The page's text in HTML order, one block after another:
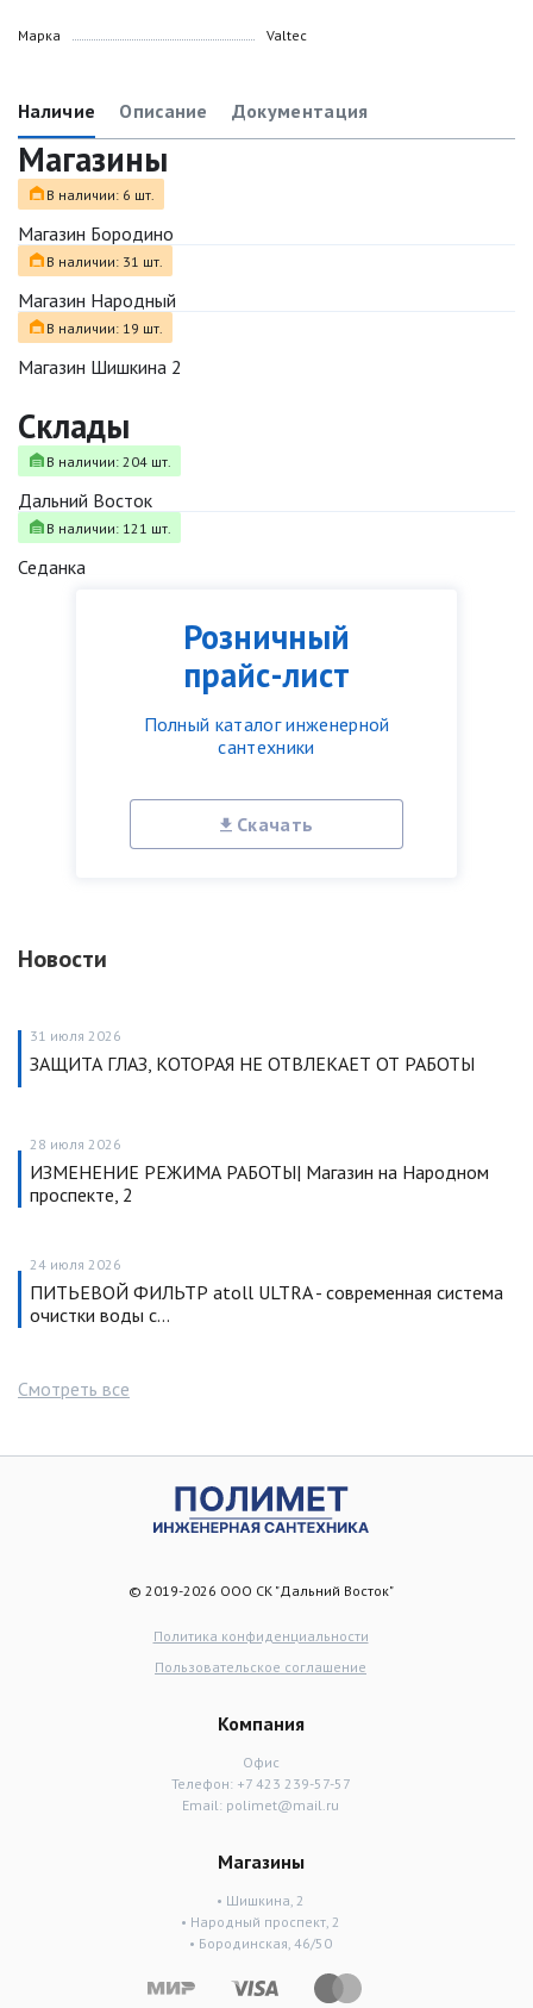
Розничный
прайс-лист
Полный каталог инженерной
сантехники
Скачать
Новости
31 июля 2026
ЗАЩИТА ГЛАЗ, КОТОРАЯ НЕ ОТВЛЕКАЕТ ОТ РАБОТЫ
28 июля 2026
ИЗМЕНЕНИЕ РЕЖИМА РАБОТЫ| Магазин на Народном
проспекте, 2
24 июля 2026
ПИТЬЕВОЙ ФИЛЬТР atoll ULTRA - современная система
очистки воды с…
Смотреть все
Марка Valtec
Наличие Описание Документация
Магазины
В наличии: 6 шт.
Магазин Бородино
В наличии: 31 шт.
Магазин Народный
В наличии: 19 шт.
Магазин Шишкина 2
Склады
В наличии: 204 шт.
Дальний Восток
В наличии: 121 шт.
Седанка
© 2019-2026 ООО СК "Дальний Восток"
Политика конфиденциальности
Пользовательское соглашение
Компания
Офис
Телефон: +7 423 239-57-57
Email: polimet@mail.ru
Магазины
• Шишкина, 2
• Народный проспект, 2
• Бородинская, 46/50